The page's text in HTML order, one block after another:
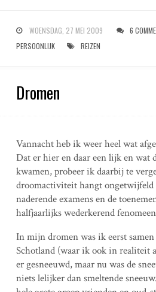
WOENSDAG, 27 MEI 2009 6
PERSOONLIJK
REIZEN
Dromen
Vannacht heb ik weer heel wat
Dat er hier en daar een lijk en wat
kwamen, probeer ik daarbij te
droomactiviteit hangt ongetwijfeld
naderende examens en de
halfjaarlijks wederkerend
In mijn dromen was ik eerst
Schotland (waar ik ook in realiteit
er gesneeuwd, maar nu was de
niets lelijker dan smeltende